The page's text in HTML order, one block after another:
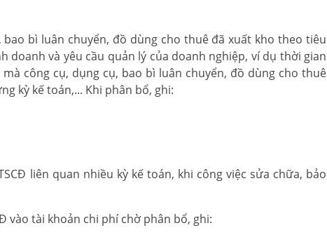
bì luân chuyển, đồ dùng cho thuê đã xuất kho theo tiêu
và yêu cầu quản lý của doanh nghiệp, ví dụ thời gian
công cụ, dụng cụ, bao bì luân chuyển, đồ dùng cho thuê
kỳ kế toán,... Khi phân bổ, ghi:
liên quan nhiều kỳ kế toán, khi công việc sửa chữa, bảo
vào tài khoản chi phí chờ phân bổ, ghi: